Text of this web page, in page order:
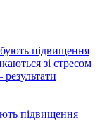
підвищення